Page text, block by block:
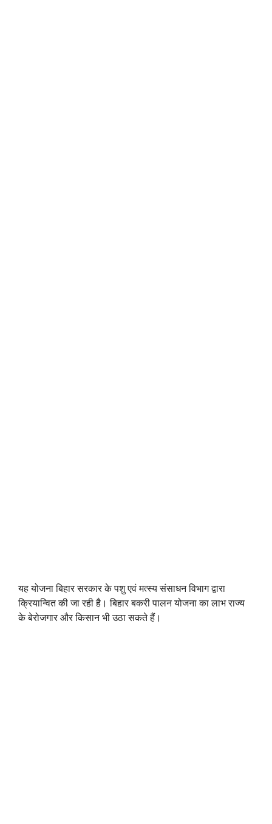
यह योजना बिहार सरकार के पशु एवं मत्स्य संसाधन विभाग द्वारा
क्रियान्वित की जा रही है। बिहार बकरी पालन योजना का लाभ राज्य
के बेरोजगार और किसान भी उठा सकते हैं।